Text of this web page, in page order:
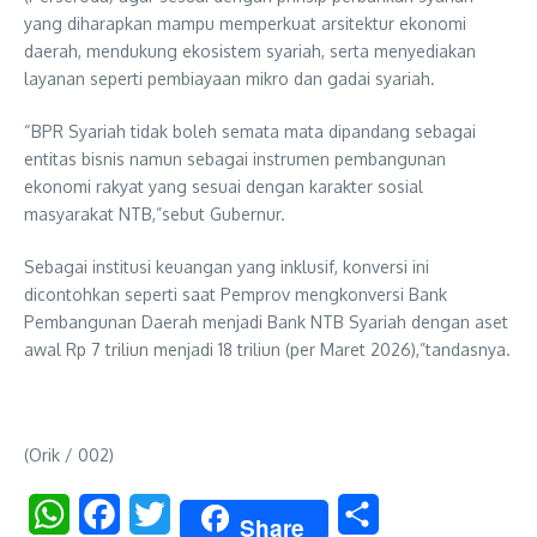
yang diharapkan mampu memperkuat arsitektur ekonomi
daerah, mendukung ekosistem syariah, serta menyediakan
layanan seperti pembiayaan mikro dan gadai syariah.
“BPR Syariah tidak boleh semata mata dipandang sebagai
entitas bisnis namun sebagai instrumen pembangunan
ekonomi rakyat yang sesuai dengan karakter sosial
masyarakat NTB,”sebut Gubernur.
Sebagai institusi keuangan yang inklusif, konversi ini
dicontohkan seperti saat Pemprov mengkonversi Bank
Pembangunan Daerah menjadi Bank NTB Syariah dengan aset
awal Rp 7 triliun menjadi 18 triliun (per Maret 2026),”tandasnya.
(Orik / 002)
WhatsAppFacebookTwitter Share